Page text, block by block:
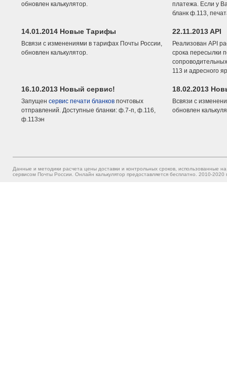
обновлен калькулятор.
платежа. Если у
бланк ф.113,
14.01.2014 Новые Тарифы
Всвязи с изменениями в тарифах Почты России,
обновлен калькулятор.
22.11.2013 API
Реализован API
срока пересылки
113 и адресного
16.10.2013 Новый сервис!
Запущен сервис печати бланков почтовых
отправлений. Доступные бланки: ф.7-п, ф.116,
ф.113эн
18.02.2013
Всвязи с
обновлен
Данные и методики расчета цены доставки и контрольных сроков, использованные
сервисом Почты России. Онлайн калькулятор предоставляется бесплатно. 2010-2020